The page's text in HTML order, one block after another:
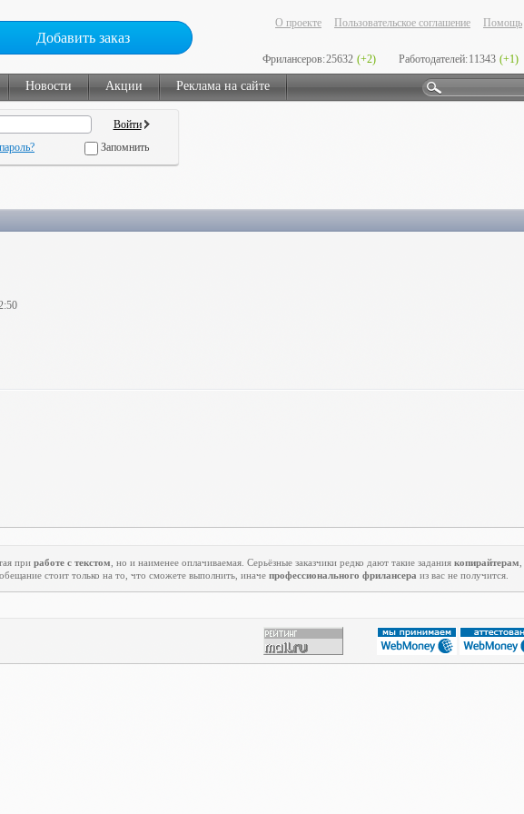
Добавить заказ
О проекте Пользовательское соглашение Помощь
Фрилансеров:25632 (+2) Работодателей:11343 (+1)
Новости Акции Реклама на сайте
Запомнить
при работе с текстом , но и наименее оплачиваемая. Серьёзные заказчики редко дают такие задания копирайтерам
стоит только на то, что сможете выполнить, иначе профессионального фрилансера из вас не получится.